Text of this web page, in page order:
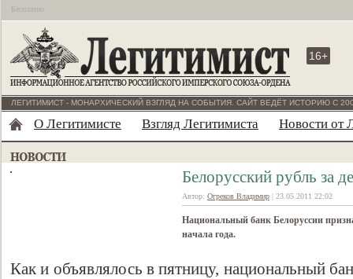
Бесплатно
16+
ЛЕГИТИМИСТ - МОНАРХИЧЕСКИЙ ВЗГЛЯД НА СОБЫТИЯ. САЙТ ВЕДЁТ ИСТОРИЮ С
О Легитимисте Взгляд Легитимиста Новости от
Белорусский рубль за
Автор: Огреков Владимир | 23.05.2011 22:02
Национальный банк Белоруссии
начала года.
Как и объявлялось в пятницу, национальный